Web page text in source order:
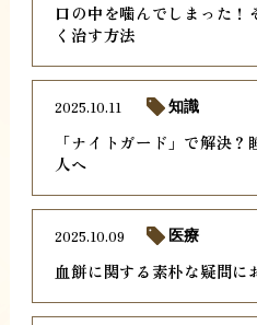
口の中を噛んでしまった！
く治す方法
「ナイトガード」で解決
人へ
2025.10.11 知識
血餅に関する素朴な疑問に
2025.10.09 医療